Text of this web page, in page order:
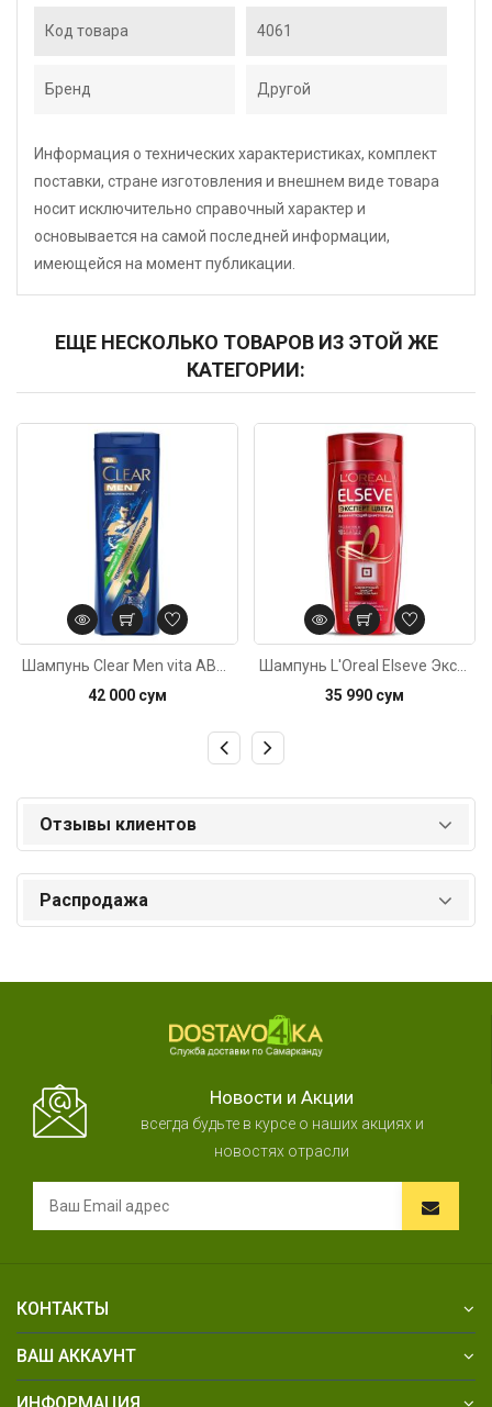
Код товара 4061
Бренд Другой
Информация о технических характеристиках, комплект
поставки, стране изготовления и внешнем виде товара
носит исключительно справочный характер и
основывается на самой последней информации,
имеющейся на момент публикации.
ЕЩЕ НЕСКОЛЬКО ТОВАРОВ ИЗ ЭТОЙ ЖЕ
КАТЕГОРИИ:
42 000 сум
35 990 сум
Отзывы клиентов
Распродажа
Новости и Акции
всегда будьте в курсе о наших акциях и
новостях отрасли
КОНТАКТЫ
ВАШ АККАУНТ
ИНФОРМАЦИЯ